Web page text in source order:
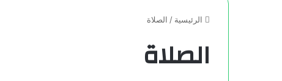
الرئيسية / الصلاة
الصلاة